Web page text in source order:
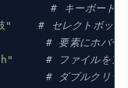
# キーボードキ
"
# セレクトボック
> # 要素にホバー
# ファイルをア
号> # ダブルクリッ